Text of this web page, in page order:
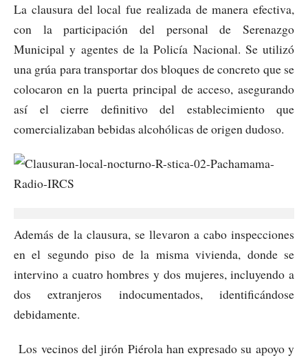
La clausura del local fue realizada de manera efectiva,
con la participación del personal de Serenazgo
Municipal y agentes de la Policía Nacional. Se utilizó
una grúa para transportar dos bloques de concreto que se
colocaron en la puerta principal de acceso, asegurando
así el cierre definitivo del establecimiento que
comercializaban bebidas alcohólicas de origen dudoso.
Además de la clausura, se llevaron a cabo inspecciones
en el segundo piso de la misma vivienda, donde se
intervino a cuatro hombres y dos mujeres, incluyendo a
dos extranjeros indocumentados, identificándose
debidamente.
Los vecinos del jirón Piérola han expresado su apoyo y